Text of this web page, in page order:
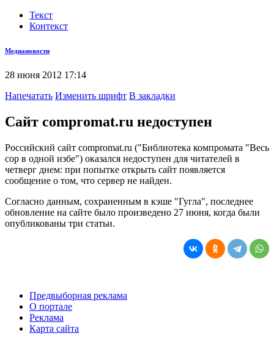
Текст
Контекст
Медиановости
28 июня 2012 17:14
Напечатать Изменить шрифт В закладки
Сайт compromat.ru недоступен
Российский сайт compromat.ru ("Библиотека компромата "Весь
сор в одной избе") оказался недоступен для читателей в
четверг днем: при попытке открыть сайт появляется
сообщение о том, что сервер не найден.
Согласно данным, сохраненным в кэше "Гугла", последнее
обновление на сайте было произведено 27 июня, когда были
опубликованы три статьи.
Предвыборная реклама
О портале
Реклама
Карта сайта